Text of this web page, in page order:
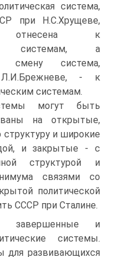
система,
при Н.С.Хрущеве,
к
системам, а
система,
- к
системам.
могут быть
на открытые,
и широкие
и закрытые - с
структурой и
связями со
политической
СССР при Сталине.
завершенные и
системы.
для развивающихся